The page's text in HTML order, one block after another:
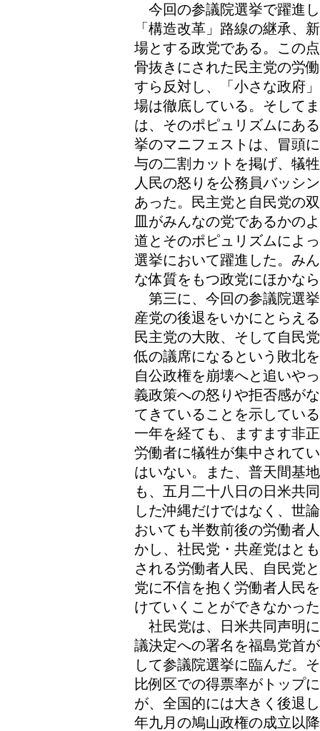
今回の参議院選挙で躍進
「構造改革」路線の継承、
場とする政党である。この
骨抜きにされた民主党の労
すら反対し、「小さな政府
場は徹底している。そして
は、そのポピュリズムにあ
挙のマニフェストは、冒頭
与の二割カットを掲げ、犠
人民の怒りを公務員バッシ
あった。民主党と自民党の
皿がみんなの党であるかの
道とそのポピュリズムによ
選挙において躍進した。み
な体質をもつ政党にほかな
第三に、今回の参議院選
産党の後退をいかにとらえ
民主党の大敗、そして自民
低の議席になるという敗北
自公政権を崩壊へと追いや
義政策への怒りや拒否感が
てきていることを示してい
一年を経ても、ますます非
労働者に犠牲が集中されて
はいない。また、普天間基
も、五月二十八日の日米共
した沖縄だけではなく、世
おいても半数前後の労働者
かし、社民党・共産党はと
される労働者人民、自民党
党に不信を抱く労働者人民
けていくことができなかっ
社民党は、日米共同声明
議決定への署名を福島党首
して参議院選挙に臨んだ。
比例区での得票率がトップ
が、全国的には大きく後退
年九月の鳩山政権の成立以